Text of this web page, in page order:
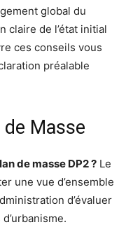
global du
claire de l’état initial
ces conseils vous
préalable
de Masse
de masse DP2 ? Le
une vue d’ensemble
d’évaluer